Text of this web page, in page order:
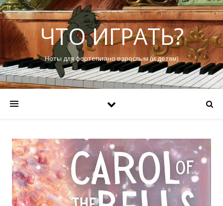
ЧТО ИГРАТЬ?
Ноты для фортепиано взрослым (и детям)